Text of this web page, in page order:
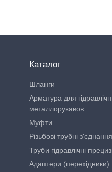
Каталог
Шланги
Арматура для
металлорукавов
Муфти
Різьбові трубні
Труби гідравлічні
Адаптери (перехідники)